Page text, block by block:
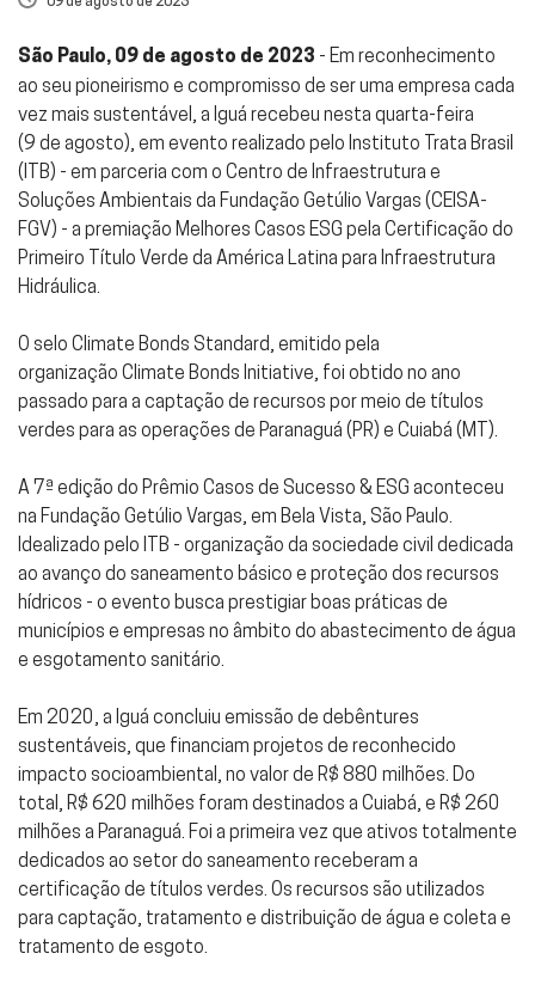
São Paulo, 09 de agosto de 2023 - Em reconhecimento
ao seu pioneirismo e compromisso de ser uma empresa cada
vez mais sustentável, a Iguá recebeu nesta quarta-feira
(9 de agosto), em evento realizado pelo Instituto Trata Brasil
(ITB) - em parceria com o Centro de Infraestrutura e
Soluções Ambientais da Fundação Getúlio Vargas (CEISA-
FGV) - a premiação Melhores Casos ESG pela Certificação do
Primeiro Título Verde da América Latina para Infraestrutura
Hidráulica.
O selo Climate Bonds Standard, emitido pela
organização Climate Bonds Initiative, foi obtido no ano
passado para a captação de recursos por meio de títulos
verdes para as operações de Paranaguá (PR) e Cuiabá (MT).
A 7ª edição do Prêmio Casos de Sucesso & ESG aconteceu
na Fundação Getúlio Vargas, em Bela Vista, São Paulo.
Idealizado pelo ITB - organização da sociedade civil dedicada
ao avanço do saneamento básico e proteção dos recursos
hídricos - o evento busca prestigiar boas práticas de
municípios e empresas no âmbito do abastecimento de água
e esgotamento sanitário.
Em 2020, a Iguá concluiu emissão de debêntures
sustentáveis, que financiam projetos de reconhecido
impacto socioambiental, no valor de R$ 880 milhões. Do
total, R$ 620 milhões foram destinados a Cuiabá, e R$ 260
milhões a Paranaguá. Foi a primeira vez que ativos totalmente
dedicados ao setor do saneamento receberam a
certificação de títulos verdes. Os recursos são utilizados
para captação, tratamento e distribuição de água e coleta e
tratamento de esgoto.